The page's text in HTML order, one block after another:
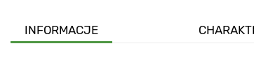
INFORMACJE